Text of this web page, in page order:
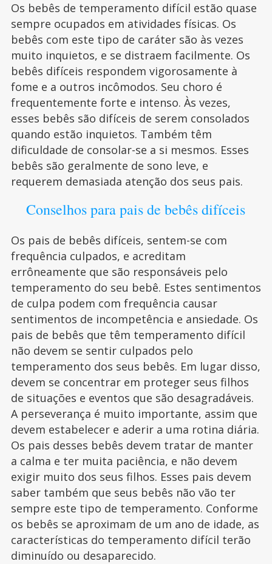
Os bebês de temperamento difícil estão quase
sempre ocupados em atividades físicas. Os
bebês com este tipo de caráter são às vezes
muito inquietos, e se distraem facilmente. Os
bebês difíceis respondem vigorosamente à
fome e a outros incômodos. Seu choro é
frequentemente forte e intenso. Às vezes,
esses bebês são difíceis de serem consolados
quando estão inquietos. Também têm
dificuldade de consolar-se a si mesmos. Esses
bebês são geralmente de sono leve, e
requerem demasiada atenção dos seus pais.
Conselhos para pais de bebês difíceis
Os pais de bebês difíceis, sentem-se com
frequência culpados, e acreditam
errôneamente que são responsáveis pelo
temperamento do seu bebê. Estes sentimentos
de culpa podem com frequência causar
sentimentos de incompetência e ansiedade. Os
pais de bebês que têm temperamento difícil
não devem se sentir culpados pelo
temperamento dos seus bebês. Em lugar disso,
devem se concentrar em proteger seus filhos
de situações e eventos que são desagradáveis.
A perseverança é muito importante, assim que
devem estabelecer e aderir a uma rotina diária.
Os pais desses bebês devem tratar de manter
a calma e ter muita paciência, e não devem
exigir muito dos seus filhos. Esses pais devem
saber também que seus bebês não vão ter
sempre este tipo de temperamento. Conforme
os bebês se aproximam de um ano de idade, as
características do temperamento difícil terão
diminuído ou desaparecido.